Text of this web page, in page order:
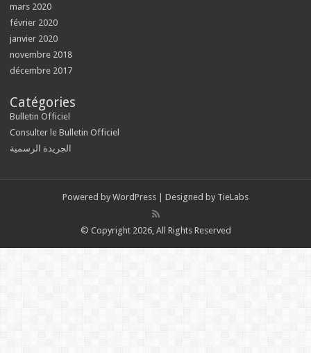
mars 2020
février 2020
janvier 2020
novembre 2018
décembre 2017
Catégories
Bulletin Officiel
Consulter le Bulletin Officiel
الجريدة الرسمية
Powered by WordPress | Designed by TieLabs
© Copyright 2026, All Rights Reserved